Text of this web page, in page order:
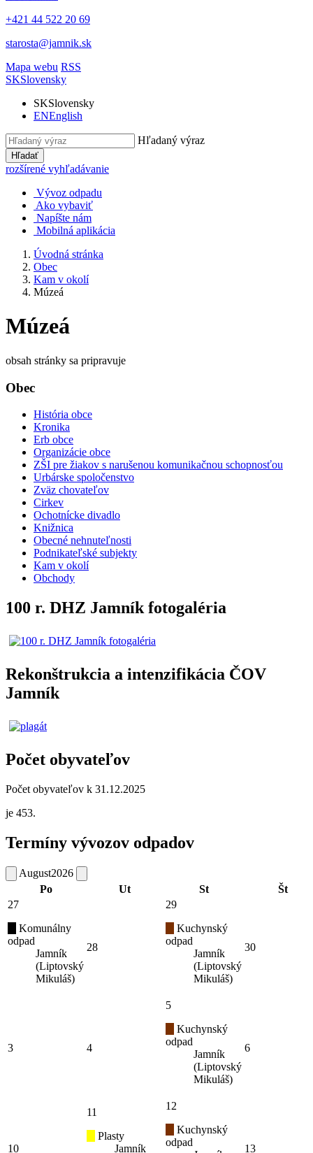
+421 44 522 20 69
starosta@jamnik.sk
Mapa webu RSS
SKSlovensky
SKSlovensky
ENEnglish
Hľadaný výraz
Hľadať
rozšírené vyhľadávanie
Vývoz odpadu
Ako vybaviť
Napíšte nám
Mobilná aplikácia
Úvodná stránka
Obec
Kam v okolí
Múzeá
Múzeá
obsah stránky sa pripravuje
Obec
História obce
Kronika
Erb obce
Organizácie obce
ZŠI pre žiakov s narušenou komunikačnou schopnosťou
Urbárske spoločenstvo
Zväz chovateľov
Cirkev
Ochotnícke divadlo
Knižnica
Obecné nehnuteľnosti
Podnikateľské subjekty
Kam v okolí
Obchody
100 r. DHZ Jamník fotogaléria
Rekonštrukcia a intenzifikácia ČOV
Jamník
Počet obyvateľov
Počet obyvateľov k 31.12.2025
je 453.
Termíny vývozov odpadov
August2026
Po
Ut St
Št
27
Komunálny
odpad
Jamník
(Liptovský
Mikuláš)
28
29
Kuchynský
odpad
Jamník
(Liptovský
Mikuláš)
30
3 4
5
Kuchynský
odpad
Jamník
(Liptovský
Mikuláš)
6
10
11
Plasty
Jamník
12
Kuchynský
odpad
13